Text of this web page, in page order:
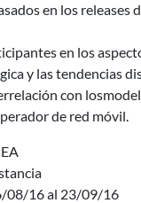
en los releases
en los
y las tendencias
con
de red móvil.
08/16 al 23/09/16